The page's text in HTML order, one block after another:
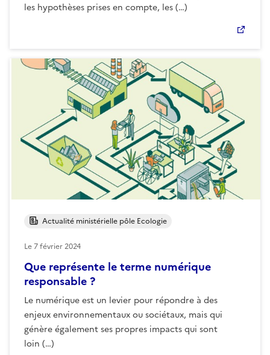
les hypothèses prises en compte, les (…)
Que représente le terme numérique
responsable ?
Le numérique est un levier pour répondre à des
enjeux environnementaux ou sociétaux, mais qui
génère également ses propres impacts qui sont
loin (…)
Actualité ministérielle pôle Ecologie
Le7 février 2024